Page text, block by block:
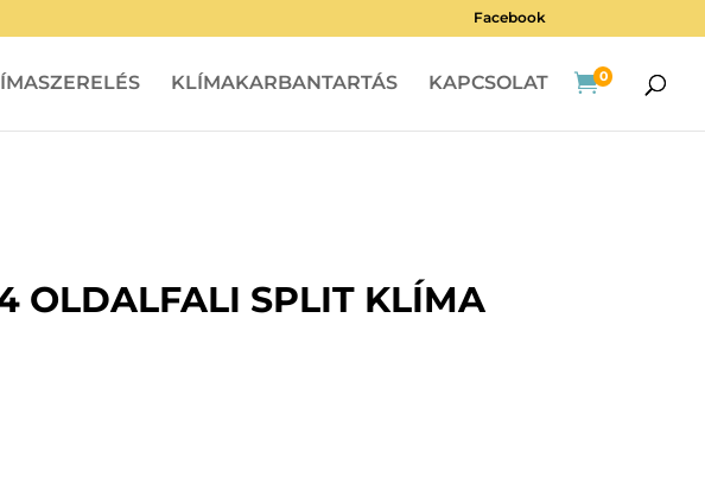
Facebook
KLÍMAKARBANTARTÁS KAPCSOLAT 0
OLDALFALI SPLIT KLÍMA